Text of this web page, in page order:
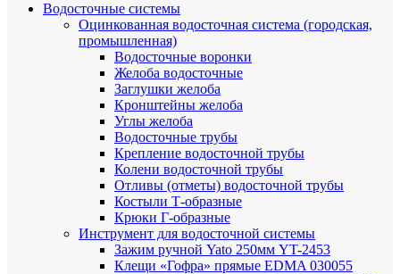
Водосточные системы
Оцинкованная водосточная система (городская,
промышленная)
Водосточные воронки
Желоба водосточные
Заглушки желоба
Кронштейны желоба
Углы желоба
Водосточные трубы
Крепление водосточной трубы
Колени водосточной трубы
Отливы (отметы) водосточной трубы
Костыли Т-образные
Крюки Г-образные
Инструмент для водосточной системы
Зажим ручной Yato 250мм YT-2453
Клещи «Гофра» прямые EDMA 030055